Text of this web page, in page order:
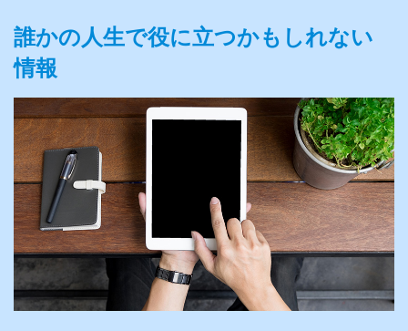
誰かの人生で役に立つかもしれない
情報